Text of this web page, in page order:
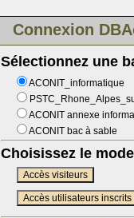
Connexion
Sélectionnez une
ACONIT_informatique
ACONIT annexe
ACONIT bac à sable
Choisissez le
Accès visiteurs
Accès utilisateurs inscrits